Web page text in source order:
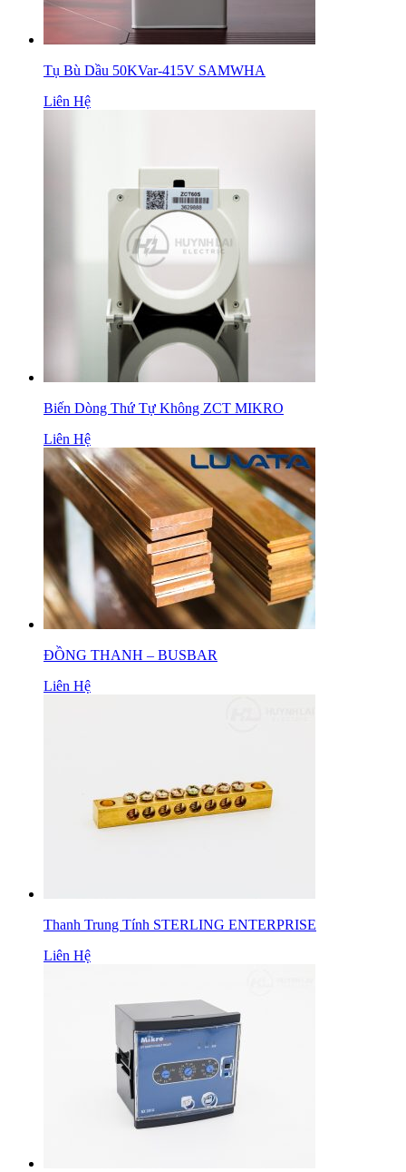
Tụ Bù Dầu 50KVar-415V SAMWHA
Liên Hệ
Biến Dòng Thứ Tự Không ZCT MIKRO
Liên Hệ
ĐỒNG THANH – BUSBAR
Liên Hệ
Thanh Trung Tính STERLING ENTERPRISE
Liên Hệ